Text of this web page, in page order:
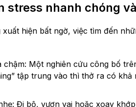
stress nhanh chóng
xuất hiện bất ngờ, việc tìm đến
chậm: Một nghiên cứu công bố
tập trung vào thì thở ra có
Đi bộ, vươn vai hoặc xoay